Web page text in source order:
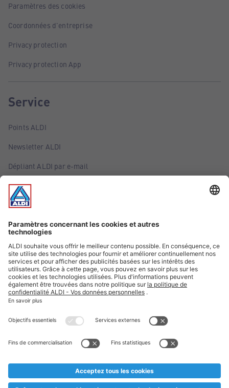
Paramètres des cookies
Coordonnées d'entreprise
Privacy protection
Privacy protection App
Service
Points ALDI
Newsletter ALDI
Dépliant ALDI par e-mail
Offres
Infos essentielles
Suivez ALDI Belgique
Textes marqués d'un astérisque et mentions légales
* Nous vendons ces articles temporairement et jusqu'à
au cas où, malgré le planning bien étudié, nous serions
prématurément en rupture de stock. Prix Recupel et TVA incl.
** Sur ce site, l’utilisation de la forme masculine a été adoptée